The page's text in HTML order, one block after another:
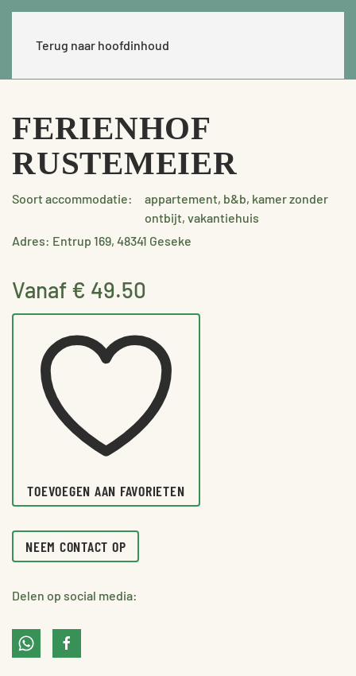
Terug naar hoofdinhoud
FERIENHOF
RUSTEMEIER
Soort accommodatie:
appartement, b&b, kamer zonder
ontbijt, vakantiehuis
Adres: Entrup 169, 48341 Geseke
Vanaf € 49.50
TOEVOEGEN AAN FAVORIETEN
NEEM CONTACT OP
Delen op social media: